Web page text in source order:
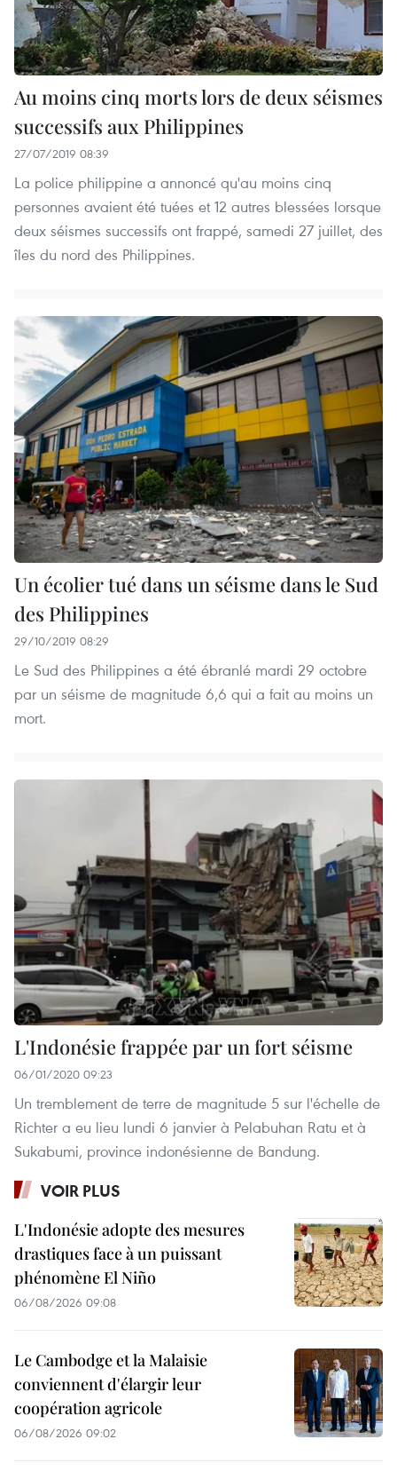
Au moins cinq morts lors de deux séismes
successifs aux Philippines
27/07/2019 08:39
La police philippine a annoncé qu'au moins cinq
personnes avaient été tuées et 12 autres blessées lorsque
deux séismes successifs ont frappé, samedi 27 juillet, des
îles du nord des Philippines. ​
Un écolier tué dans un séisme dans le Sud
des Philippines
29/10/2019 08:29
Le Sud des Philippines a été ébranlé mardi 29 octobre
par un séisme de magnitude 6,6 qui a fait au moins un
mort.
L'Indonésie frappée par un fort séisme
06/01/2020 09:23
Un tremblement de terre de magnitude 5 sur l'échelle de
Richter a eu lieu lundi 6 janvier à Pelabuhan Ratu et à
Sukabumi, province indonésienne de Bandung.
VOIR PLUS
L'Indonésie adopte des mesures
drastiques face à un puissant
phénomène El Niño
06/08/2026 09:08
Le Cambodge et la Malaisie
conviennent d'élargir leur
coopération agricole
06/08/2026 09:02